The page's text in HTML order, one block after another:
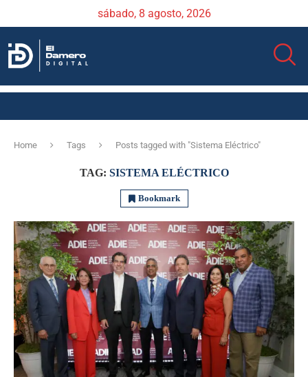
sábado, 8 agosto, 2026
Home Tags Posts tagged with "Sistema Eléctrico"
TAG: SISTEMA ELÉCTRICO
Bookmark